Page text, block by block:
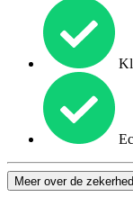
Meer over de